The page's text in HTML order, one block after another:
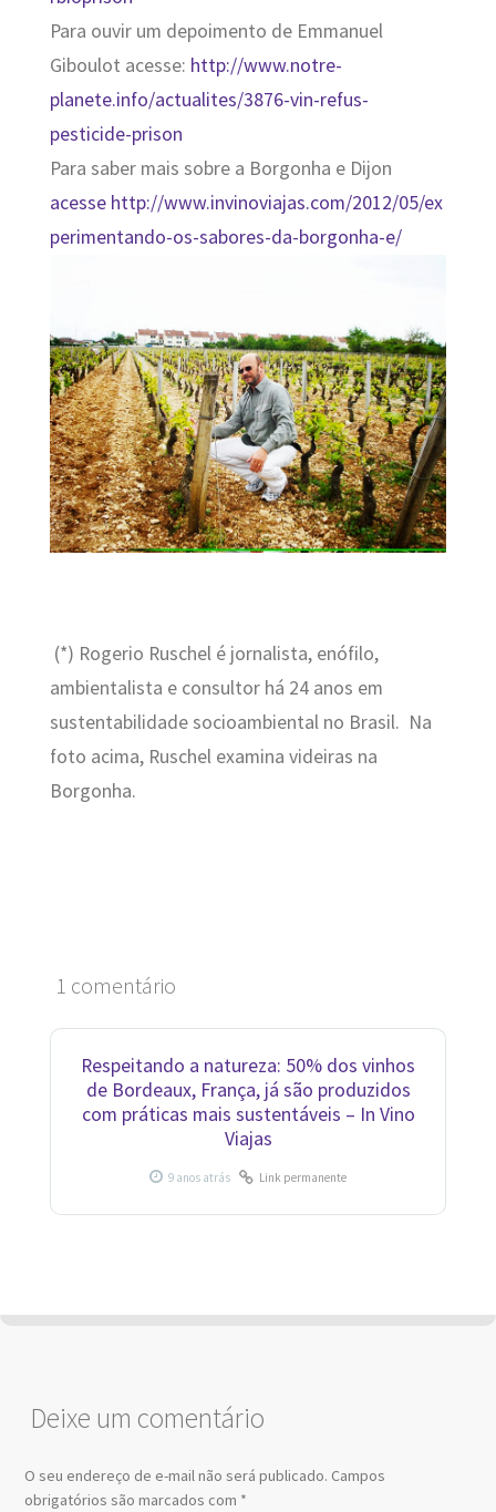
Para ouvir um depoimento de Emmanuel
Giboulot acesse: http://www.notre-
planete.info/actualites/3876-vin-refus-
pesticide-prison
Para saber mais sobre a Borgonha e Dijon
acesse http://www.invinoviajas.com/2012/05/ex
perimentando-os-sabores-da-borgonha-e/
(*) Rogerio Ruschel é jornalista, enófilo,
ambientalista e consultor há 24 anos em
sustentabilidade socioambiental no Brasil. Na
foto acima, Ruschel examina videiras na
Borgonha.
1 comentário
Respeitando a natureza: 50% dos vinhos
de Bordeaux, França, já são produzidos
com práticas mais sustentáveis – In Vino
Viajas
Link permanente
Deixe um comentário
O seu endereço de e-mail não será publicado. Campos
obrigatórios são marcados com *